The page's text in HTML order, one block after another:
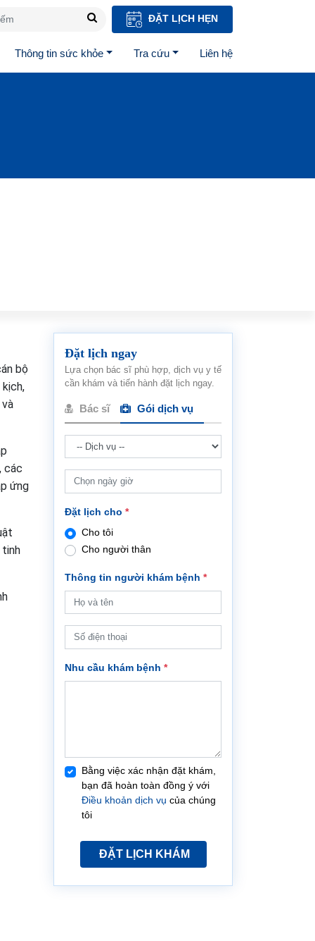
ĐẶT LỊCH HẸN
Thông tin sức khỏe Tra cứu Liên hệ
bộ
các
ứng
tinh
Đặt lịch ngay
Lựa chọn bác sĩ phù hợp, dịch vụ y tế
cần khám và tiến hành đặt lịch ngay.
Bác sĩ Gói dịch vụ
Đặt lịch cho *
Cho tôi
Cho người thân
Thông tin người khám bệnh *
Nhu cầu khám bệnh *
Bằng việc xác nhận đặt khám,
bạn đã hoàn toàn đồng ý với
Điều khoản dịch vụ của chúng
tôi
ĐẶT LỊCH KHÁM